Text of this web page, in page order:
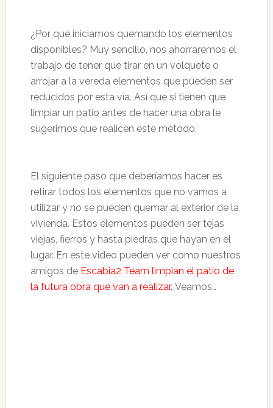
¿Por qué iniciamos quemando los elementos
disponibles? Muy sencillo, nos ahorraremos el
trabajo de tener que tirar en un volquete o
arrojar a la vereda elementos que pueden ser
reducidos por esta vía. Así que si tienen que
limpiar un patio antes de hacer una obra le
sugerimos que realicen este método.
El siguiente paso que deberíamos hacer es
retirar todos los elementos que no vamos a
utilizar y no se pueden quemar al exterior de la
vivienda. Estos elementos pueden ser tejas
viejas, fierros y hasta piedras que hayan en el
lugar. En este video pueden ver como nuestros
amigos de Escabia2 Team limpian el patio de
la futura obra que van a realizar. Veamos…